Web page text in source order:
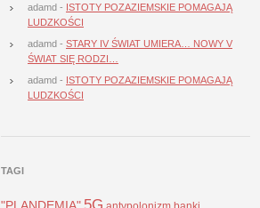
adamd - ISTOTY POZAZIEMSKIE POMAGAJĄ
LUDZKOŚCI
adamd - STARY IV ŚWIAT UMIERA… NOWY V
ŚWIAT SIĘ RODZI…
adamd - ISTOTY POZAZIEMSKIE POMAGAJĄ
LUDZKOŚCI
TAGI
5G